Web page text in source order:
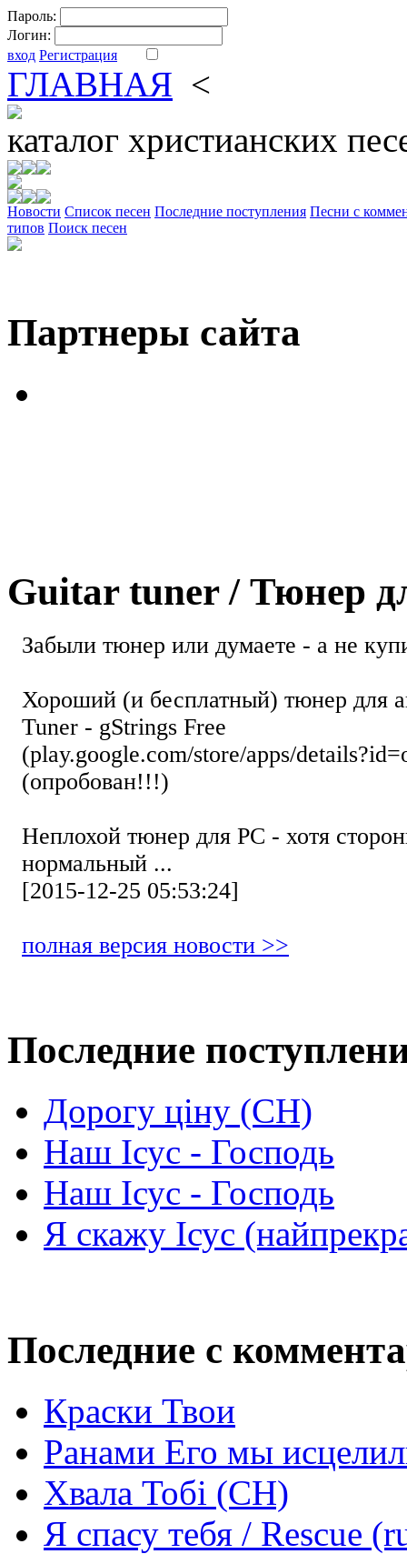
Пароль:
Логин:
вход Регистрация
ГЛАВНАЯ <
каталог христианских
Новости Cписок песен Последние поступления Песни с
типов Поиск песен
Партнеры сайта
Guitar tuner / Тюнер
Забыли тюнер или думаете - а не
Хороший (и бесплатный) тюнер для
Tuner - gStrings Free
(play.google.com/store/apps/
(опробован!!!)
Неплохой тюнер для РС - хотя
нормальный ...
[2015-12-25 05:53:24]
полная версия новости >>
Последние
Дорогу ціну (СН)
Наш Ісус - Господь
Наш Ісус - Господь
Я скажу Ісус
Последние с
Краски Твои
Ранами Его мы
Хвала Тобі (СН)
Я спасу тебя / Rescue